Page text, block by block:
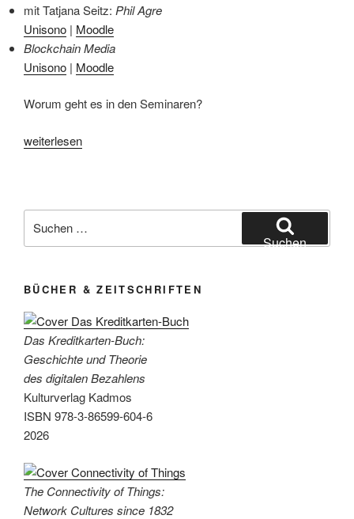
mit Tatjana Seitz: Phil Agre
Unisono | Moodle
Blockchain Media
Unisono | Moodle
Worum geht es in den Seminaren?
„Lehrveranstaltungen
weiterlesen
nach:
Suchen
BÜCHER & ZEITSCHRIFTEN
Das Kreditkarten-Buch:
Geschichte und Theorie
des digitalen Bezahlens
Kulturverlag Kadmos
ISBN 978-3-86599-604-6
2026
The Connectivity of Things:
Network Cultures since 1832